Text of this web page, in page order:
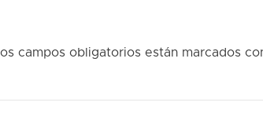
campos obligatorios están marcados